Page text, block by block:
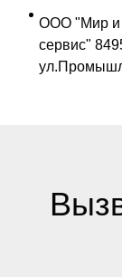
ООО "Мир и
сервис"